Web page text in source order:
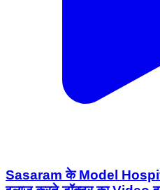
Sasaram के Model